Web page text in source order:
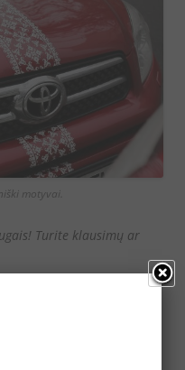
motyvai.
Turite klausimų ar